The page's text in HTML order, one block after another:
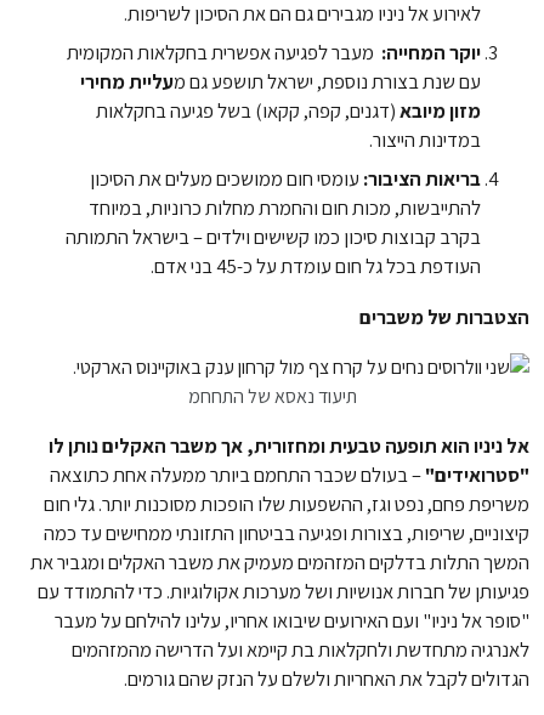
לאירוע אל ניניו מגבירים גם הם את הסיכון לשריפות.
יוקר המחייה: מעבר לפגיעה אפשרית בחקלאות המקומית
עם שנת בצורת נוספת, ישראל תושפע גם מעליית מחירי
מזון מיובא(דגנים, קפה, קקאו) בשל פגיעה בחקלאות
במדינות הייצור.
בריאות הציבור: עומסי חום ממושכים מעלים את הסיכון
להתייבשות, מכות חום והחמרת מחלות כרוניות, במיוחד
בקרב קבוצות סיכון כמו קשישים וילדים – בישראל התמותה
העודפת בכל גל חום עומדת על כ-45 בני אדם.
הצטברות של משברים
תיעוד נאסא של התחחמ
אל ניניו הוא תופעה טבעית ומחזורית, אך משבר האקלים נותן לו
"סטרואידים"– בעולם שכבר התחמם ביותר ממעלה אחת כתוצאה
משריפת פחם, נפט וגז, ההשפעות שלו הופכות מסוכנות יותר. גלי חום
קיצוניים, שריפות, בצורות ופגיעה בביטחון התזונתי ממחישים עד כמה
המשך התלות בדלקים המזהמים מעמיק את משבר האקלים ומגביר את
פגיעותן של חברות אנושיות ושל מערכות אקולוגיות. כדי להתמודד עם
"סופר אל ניניו" ועם האירועים שיבואו אחריו, עלינו להילחם על מעבר
לאנרגיה מתחדשת ולחקלאות בת קיימא ועל הדרישה מהמזהמים
הגדולים לקבל את האחריות ולשלם על הנזק שהם גורמים.